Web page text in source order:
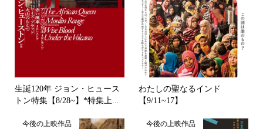
生誕120年 ジョン・ヒュース
トン特集【8/28~】*特集上...
わたしの聖なるインド
【9/11~17】
今後の上映作品 今後の上映作品